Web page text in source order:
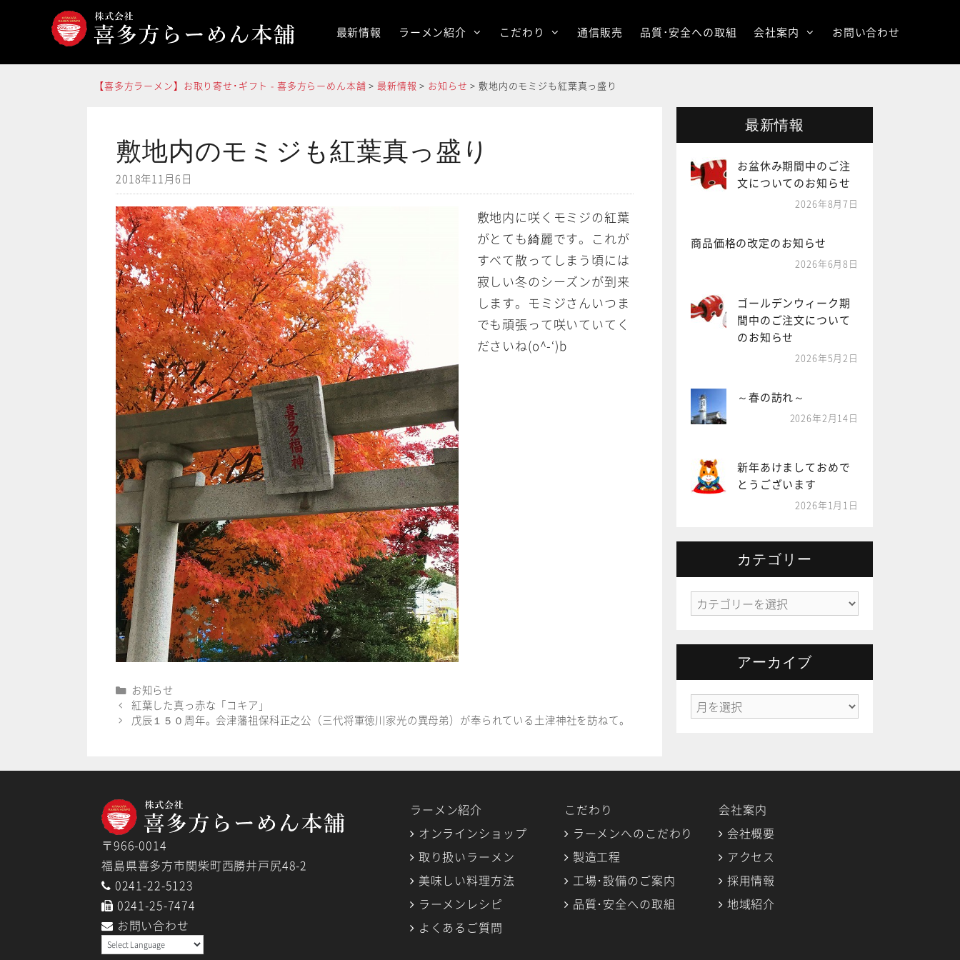
最新情報 ラーメン紹介 こだわり 通信販売 品質･安全への取組 会社案内 お問い合わせ
【喜多方ラーメン】お取り寄せ･ギフト - 喜多方らーめん本舗 > 最新情報 > お知らせ >敷地内のモミジも紅葉真っ盛り
敷地内のモミジも紅葉真っ盛り
2018年11月6日
敷地内に咲くモミジの紅葉
がとても綺麗です。これが
すべて散ってしまう頃には
寂しい冬のシーズンが到来
します。モミジさんいつま
でも頑張って咲いていてく
ださいね(o^-‘)b
カ
テ
ゴ
お知らせ
紅葉した真っ赤な「コキア」
戊辰１５０周年。会津藩祖保科正之公（三代将軍徳川家光の異母弟）が奉られている土津神社を訪ねて。
最新情報
お盆休み期間中のご注
文についてのお知らせ
2026年8月7日
商品価格の改定のお知らせ
2026年6月8日
ゴールデンウィーク期
間中のご注文について
のお知らせ
2026年5月2日
～春の訪れ～
2026年2月14日
新年あけましておめで
とうございます
2026年1月1日
カテゴリー
カ
テ
ゴ
ー
アーカイブ
ア
ー
〒966-0014
福島県喜多方市関柴町西勝井戸尻48-2
0241-22-5123
0241-25-7474
お問い合わせ
ラーメン紹介
オンラインショップ
取り扱いラーメン
美味しい料理方法
ラーメンレシピ
よくあるご質問
こだわり
ラーメンへのこだわり
製造工程
工場･設備のご案内
品質･安全への取組
会社案内
会社概要
アクセス
採用情報
地域紹介